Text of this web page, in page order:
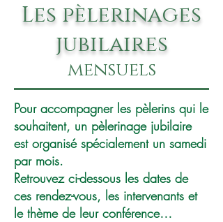
Les pèlerinages
jubilaires
mensuels
Pour accompagner les pèlerins qui le
souhaitent, un pèlerinage jubilaire
est organisé spécialement un samedi
par mois.
Retrouvez ci-dessous les dates de
ces rendez-vous, les intervenants et
le thème de leur conférence…